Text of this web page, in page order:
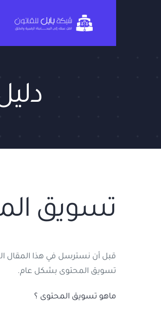
تسويق
قبل أن نسترسل في هذا المقال
تسويق المحتوى بشكل عام.
ماهو تسويق المحتوى ؟